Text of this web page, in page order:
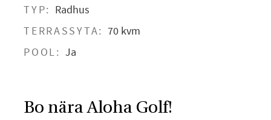
TYP: Radhus
TERRASSYTA: 70 kvm
POOL: Ja
Bo nära Aloha Golf!